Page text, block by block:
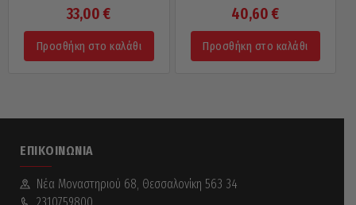
33,00€
Προσθήκη στο καλάθι
40,60€
Προσθήκη στο καλάθι
ΕΠΙΚΟΙΝΩΝΊΑ
Νέα Mοναστηριού 68, Θεσσαλονίκη 563 34